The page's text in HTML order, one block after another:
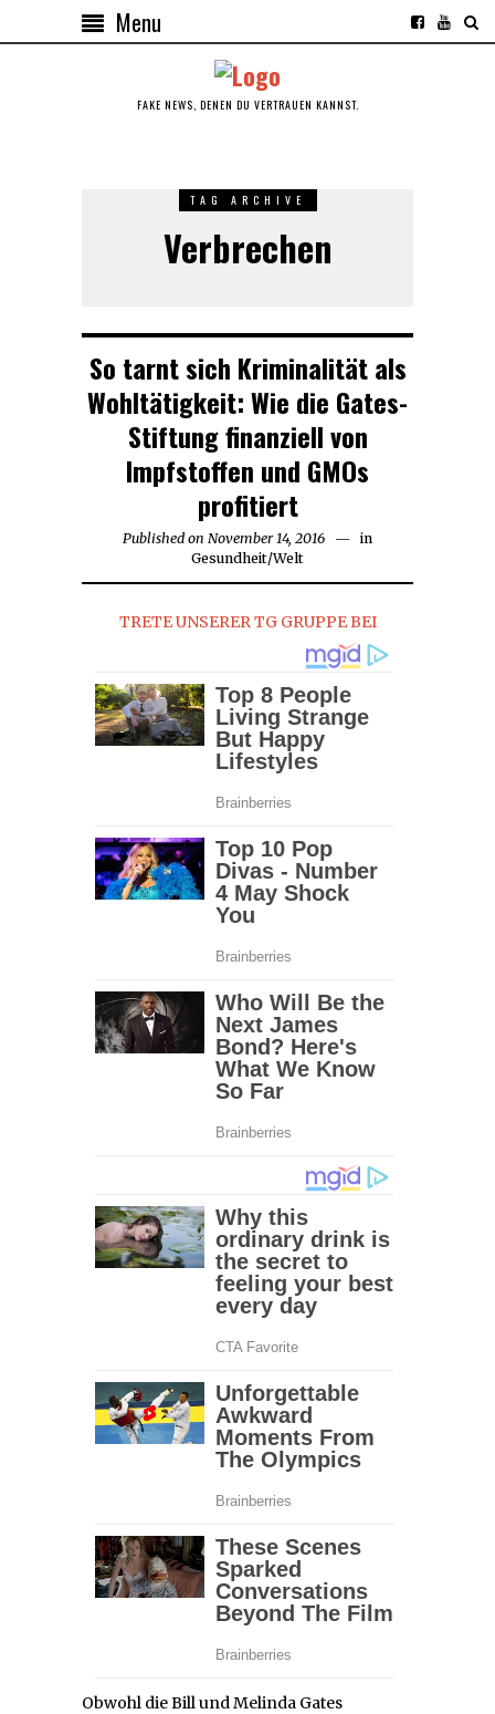
Menu
FAKE NEWS, DENEN DU VERTRAUEN KANNST.
TAG ARCHIVE
Verbrechen
So tarnt sich Kriminalität als
Wohltätigkeit: Wie die Gates-
Stiftung finanziell von
Impfstoffen und GMOs
profitiert
Published on November 14, 2016 November
in
Gesundheit/Welt
TRETE UNSERER TG GRUPPE BEI
Obwohl die Bill und Melinda Gates